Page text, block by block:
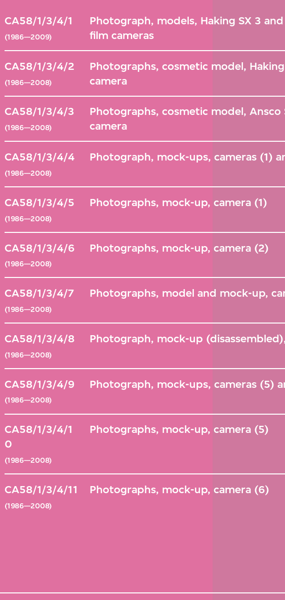
CA58/1/3/4/1
(1986—2009)
Photograph, models, Haking SX 3 and
film cameras
CA58/1/3/4/2
(1986—2008)
Photographs, cosmetic model,
camera
CA58/1/3/4/3
(1986—2008)
Photographs, cosmetic model, Ansco
camera
CA58/1/3/4/4
(1986—2008)
Photograph, mock-ups, cameras (1)
CA58/1/3/4/5
(1986—2008)
Photographs, mock-up, camera (1)
CA58/1/3/4/6
(1986—2008)
Photographs, mock-up, camera (2)
CA58/1/3/4/7
(1986—2008)
Photographs, model and mock-up,
CA58/1/3/4/8
(1986—2008)
Photograph, mock-up
CA58/1/3/4/9
(1986—2008)
Photograph, mock-ups, cameras (5)
CA58/1/3/4/1
0
(1986—2008)
Photographs, mock-up, camera (5)
CA58/1/3/4/11
(1986—2008)
Photographs, mock-up, camera (6)